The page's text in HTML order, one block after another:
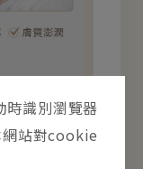
識別瀏覽器
網站對cookie